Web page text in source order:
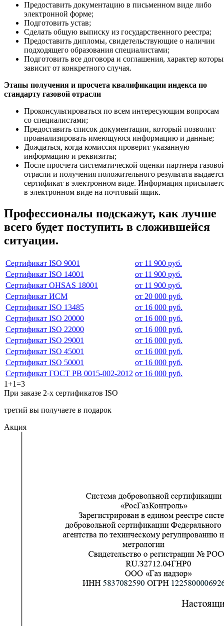
Предоставить документацию в письменном виде либо
электронной форме;
Подготовить устав;
Сделать общую выписку из государственного реестра;
Предоставить дипломы, свидетельствующие о наличии
подходящего образования специалистами;
Подготовить все договора и соглашения, характер
зависит от конкретного случая.
Этапы получения и просчета квалификации индекса по
стандарту газовой отрасли
Проконсультироваться по всем интересующим вопросам
со специалистами;
Предоставить список документации, который позволит
проанализировать имеющуюся информацию и данные;
Дождаться, когда комиссия проверит указанную
информацию и реквизиты;
После просчета систематической оценки партнера
отрасли и получения положительного результата
сертификат в электронном виде. Информация
в электронном виде на почтовый ящик.
Профессионалы подскажут, как лучше
всего будет поступить в сложившейся
ситуации.
Сертификат ISO 9001
от 11 900 руб.
Сертификат ISO 14001
от 11 900 руб.
Сертификат OHSAS 18001
от 11 900 руб.
Сертификат ИСМ
от 20 000 руб.
Сертификат ISO 13485
от 16 000 руб.
Сертификат ISO 20000
от 16 000 руб.
Сертификат ISO 22000
от 16 000 руб.
Сертификат ISO 29001
от 16 000 руб.
Сертификат ISO 45001
от 16 000 руб.
Сертификат ISO 50001
от 16 000 руб.
Сертификат ГОСТ РВ 0015-002-2012 от 16 000 руб.
1+1=3
При заказе 2-х сертификатов ISO
третий вы получаете в подарок
Акция